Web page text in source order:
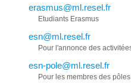
erasmus@ml.resel.fr
Etudiants Erasmus
esn@ml.resel.fr
Pour l'annonce des
esn-pole@ml.resel.fr
Pour les membres des